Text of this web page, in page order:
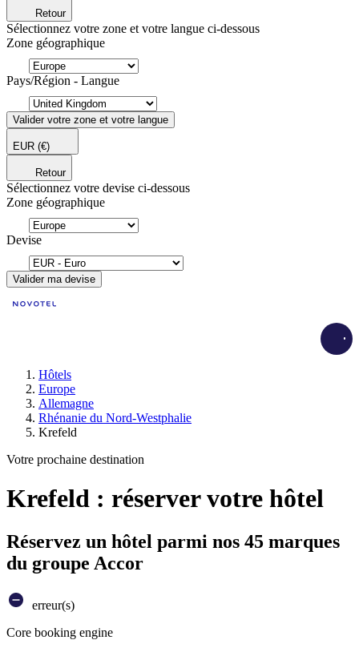
Retour
Sélectionnez votre zone et votre langue ci-dessous
Zone géographique
Pays/Région - Langue
Valider votre zone et votre langue
EUR (€)
Retour
Sélectionnez votre devise ci-dessous
Zone géographique
Devise
Valider ma devise
Hôtels
Europe
Allemagne
Rhénanie du Nord-Westphalie
Krefeld
Votre prochaine destination
Krefeld : réserver votre hôtel
Réservez un hôtel parmi nos 45 marques
du groupe Accor
erreur(s)
Core booking engine